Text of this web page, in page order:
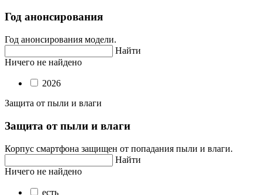
Год анонсирования
Год анонсирования модели.
Найти
Ничего не найдено
2026
Защита от пыли и влаги
Защита от пыли и влаги
Корпус смартфона защищен от попадания пыли и влаги.
Найти
Ничего не найдено
есть